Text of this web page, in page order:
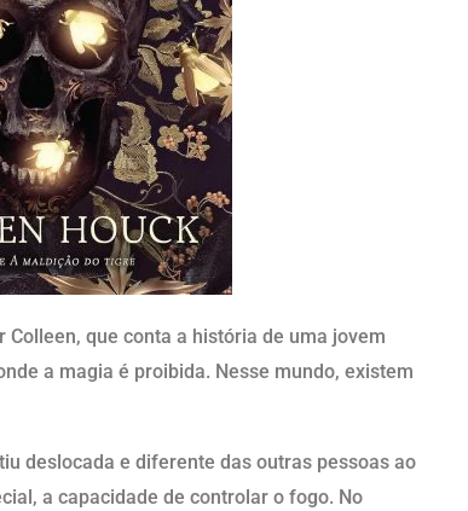
Colleen, que conta a história de uma jovem
a magia é proibida. Nesse mundo, existem
deslocada e diferente das outras pessoas ao
a capacidade de controlar o fogo. No